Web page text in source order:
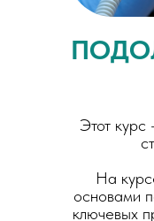
Этот курс
На
основами
ключевых